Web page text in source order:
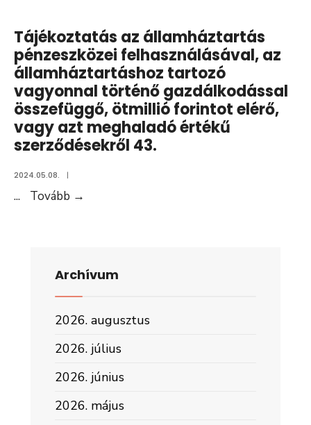
elérő,
vagy
azt
meghaladó
értékű
szerződésekről
44.
államháztartás
pénzeszközei
felhasználásával,
az
államháztartáshoz
tartozó
vagyonnal
vagy
értékű
szerződésekről
Akadálymentes
változat
Tájékoztatás az államháztartás
pénzeszközei felhasználásával, az
államháztartáshoz tartozó
vagyonnal történő gazdálkodással
összefüggő, ötmillió forintot elérő,
vagy azt meghaladó értékű
szerződésekről 43.
2024.05.08. |
... Tovább →
felhasználásával,
tartozó
vagyonnal
gazdálkodással
összefüggő,
Archívum
2026. augusztus
2026. július
2026. június
2026. május